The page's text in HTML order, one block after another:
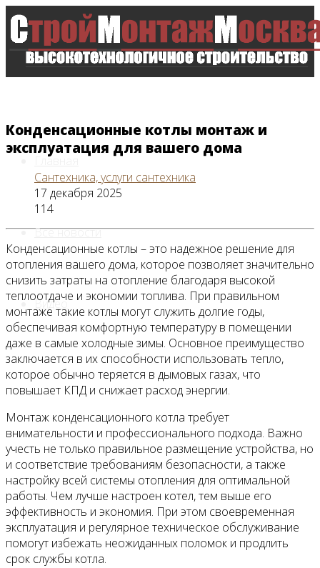
Главная
Все новости
Видео
Конденсационные котлы монтаж и
эксплуатация для вашего дома
Сантехника, услуги сантехника
17 декабря 2025
114
Конденсационные котлы – это надежное решение для
отопления вашего дома, которое позволяет значительно
снизить затраты на отопление благодаря высокой
теплоотдаче и экономии топлива. При правильном
монтаже такие котлы могут служить долгие годы,
обеспечивая комфортную температуру в помещении
даже в самые холодные зимы. Основное преимущество
заключается в их способности использовать тепло,
которое обычно теряется в дымовых газах, что
повышает КПД и снижает расход энергии.
Монтаж конденсационного котла требует
внимательности и профессионального подхода. Важно
учесть не только правильное размещение устройства, но
и соответствие требованиям безопасности, а также
настройку всей системы отопления для оптимальной
работы. Чем лучше настроен котел, тем выше его
эффективность и экономия. При этом своевременная
эксплуатация и регулярное техническое обслуживание
помогут избежать неожиданных поломок и продлить
срок службы котла.